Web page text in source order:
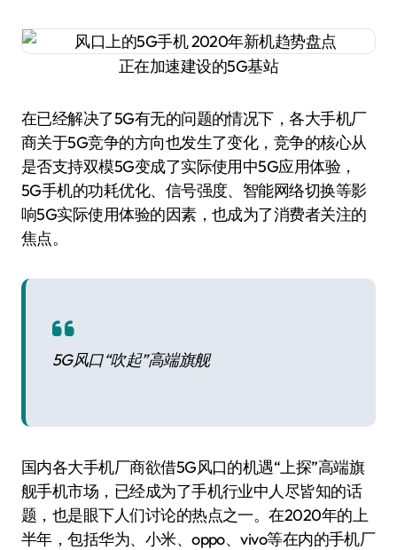
正在加速建设的5G基站
在已经解决了5G有无的问题的情况下，各大手机厂
商关于5G竞争的方向也发生了变化，竞争的核心从
是否支持双模5G变成了实际使用中5G应用体验，
5G手机的功耗优化、信号强度、智能网络切换等影
响5G实际使用体验的因素，也成为了消费者关注的
焦点。
5G风口“吹起”高端旗舰
国内各大手机厂商欲借5G风口的机遇“上探”高端旗
舰手机市场，已经成为了手机行业中人尽皆知的话
题，也是眼下人们讨论的热点之一。在2020年的上
半年，包括华为、小米、oppo、vivo等在内的手机厂